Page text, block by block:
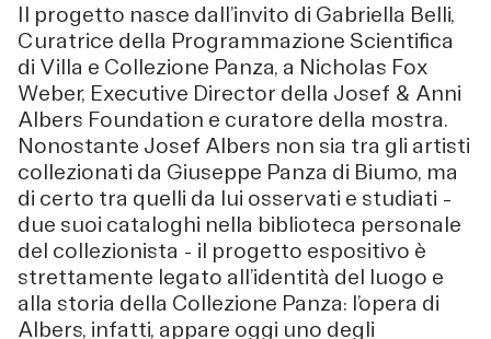
Il progetto nasce dall’invito di Gabriella Belli,
Curatrice della Programmazione Scientifica
di Villa e Collezione Panza, a Nicholas Fox
Weber, Executive Director della Josef & Anni
Albers Foundation e curatore della mostra.
Nonostante Josef Albers non sia tra gli artisti
collezionati da Giuseppe Panza di Biumo, ma
di certo tra quelli da lui osservati e studiati –
due suoi cataloghi nella biblioteca personale
del collezionista - il progetto espositivo è
strettamente legato all’identità del luogo e
alla storia della Collezione Panza: l’opera di
Albers, infatti, appare oggi uno degli